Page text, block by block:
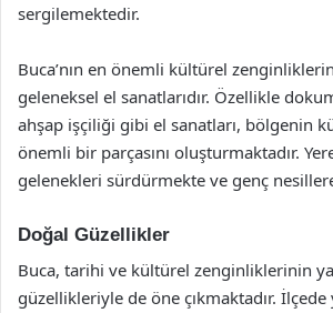
sergilemektedir.
Buca’nın en önemli kültürel
geleneksel el sanatlarıdır. Özellikle
ahşap işçiliği gibi el sanatları, bölgenin
önemli bir parçasını oluşturmaktadır.
gelenekleri sürdürmekte ve genç
Doğal Güzellikler
Buca, tarihi ve kültürel zenginliklerinin
güzellikleriyle de öne çıkmaktadır.